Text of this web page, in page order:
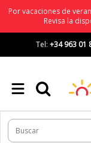
Por vacaciones de
Revisa la
Tel: +34 963 01